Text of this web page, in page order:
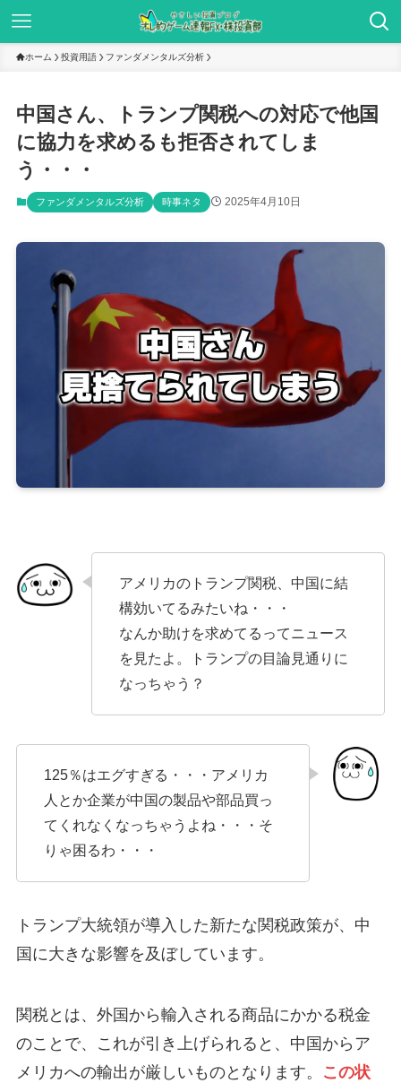
ホーム 投資用語 ファンダメンタルズ分析
中国さん、トランプ関税への対応で他国
に協力を求めるも拒否されてしま
う・・・
ファンダメンタルズ分析 時事ネタ 2025年4月10日
アメリカのトランプ関税、中国に結
構効いてるみたいね・・・
なんか助けを求めてるってニュース
を見たよ。トランプの目論見通りに
なっちゃう？
125％はエグすぎる・・・アメリカ
人とか企業が中国の製品や部品買っ
てくれなくなっちゃうよね・・・そ
りゃ困るわ・・・
トランプ大統領が導入した新たな関税政策が、中
国に大きな影響を及ぼしています。
関税とは、外国から輸入される商品にかかる税金
のことで、これが引き上げられると、中国からア
メリカへの輸出が厳しいものとなります。
この状